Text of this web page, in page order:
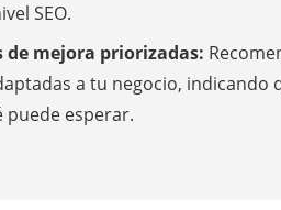
SEO.
de mejora priorizadas:
a tu negocio, indicando
puede esperar.